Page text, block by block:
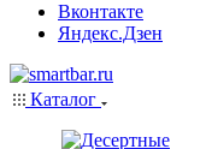
Вконтакте
Яндекс.Дзен
Каталог